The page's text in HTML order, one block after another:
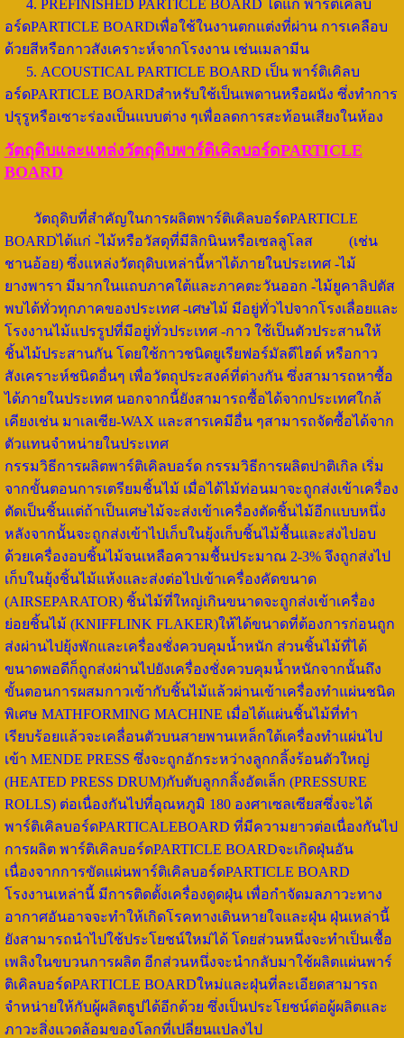
4. PREFINISHED PARTICLE BOARD ได้แก่ พาร์ติเคิลบ
อร์ดPARTICLE BOARDเพื่อใช้ในงานตกแต่งที่ผ่าน การเคลือบ
ด้วยสีหรือกาวสังเคราะห์จากโรงงาน เช่นเมลามีน
5. ACOUSTICAL PARTICLE BOARD เป็น พาร์ติเคิลบ
อร์ดPARTICLE BOARDสำหรับใช้เป็นเพดานหรือผนัง ซึ่งทำการ
ปรุรูหรือเซาะร่องเป็นแบบต่าง ๆเพื่อลดการสะท้อนเสียงในห้อง
วัตถุดิบและแหล่งวัตถุดิบพาร์ติเคิลบอร์ดPARTICLE
BOARD
วัตถุดิบที่สำคัญในการผลิตพาร์ติเคิลบอร์ดPARTICLE
BOARDได้แก่ -ไม้หรือวัสดุที่มีลิกนินหรือเซลลูโลส (เช่น
ชานอ้อย) ซึ่งแหล่งวัตถุดิบเหล่านี้หาได้ภายในประเทศ -ไม้
ยางพารา มีมากในแถบภาคใต้และภาคตะวันออก -ไม้ยูคาลิปตัส
พบได้ทั่วทุกภาคของประเทศ -เศษไม้ มีอยู่ทั่วไปจากโรงเลื่อยและ
โรงงานไม้แปรรูปที่มีอยู่ทั่วประเทศ -กาว ใช้เป็นตัวประสานให้
ชิ้นไม้ประสานกัน โดยใช้กาวชนิดยูเรียฟอร์มัลดีไฮด์ หรือกาว
สังเคราะห์ชนิดอื่นๆ เพื่อวัตถุประสงค์ที่ต่างกัน ซึ่งสามารถหาซื้อ
ได้ภายในประเทศ นอกจากนี้ยังสามารถซื้อได้จากประเทศใกล้
เคียงเช่น มาเลเซีย-WAX และสารเคมีอื่น ๆสามารถจัดซื้อได้จาก
ตัวแทนจำหน่ายในประเทศ
กรรมวิธีการผลิตพาร์ติเคิลบอร์ด กรรมวิธีการผลิตปาติเกิล เริ่ม
จากขั้นตอนการเตรียมชิ้นไม้ เมื่อได้ไม้ท่อนมาจะถูกส่งเข้าเครื่อง
ตัดเป็นชิ้นแต่ถ้าเป็นเศษไม้จะส่งเข้าเครื่องตัดชิ้นไม้อีกแบบหนึ่ง
หลังจากนั้นจะถูกส่งเข้าไปเก็บในยุ้งเก็บชิ้นไม้ชื้นและส่งไปอบ
ด้วยเครื่องอบชิ้นไม้จนเหลือความชื้นประมาณ 2-3% จึงถูกส่งไป
เก็บในยุ้งชิ้นไม้แห้งและส่งต่อไปเข้าเครื่องคัดขนาด
(AIRSEPARATOR) ชิ้นไม้ที่ใหญ่เกินขนาดจะถูกส่งเข้าเครื่อง
ย่อยชิ้นไม้ (KNIFFLINK FLAKER)ให้ได้ขนาดที่ต้องการก่อนถูก
ส่งผ่านไปยุ้งพักและเครื่องชั่งควบคุมน้ำหนัก ส่วนชิ้นไม้ที่ได้
ขนาดพอดีก็ถูกส่งผ่านไปยังเครื่องชั่งควบคุมน้ำหนักจากนั้นถึง
ขั้นตอนการผสมกาวเข้ากับชิ้นไม้แล้วผ่านเข้าเครื่องทำแผ่นชนิด
พิเศษ MATHFORMING MACHINE เมื่อได้แผ่นชิ้นไม้ที่ทำ
เรียบร้อยแล้วจะเคลื่อนตัวบนสายพานเหล็กใต้เครื่องทำแผ่นไป
เข้า MENDE PRESS ซึ่งจะถูกอักระหว่างลูกกลิ้งร้อนตัวใหญ่
(HEATED PRESS DRUM)กับตับลูกกลิ้งอัดเล็ก (PRESSURE
ROLLS) ต่อเนื่องกันไปที่อุณหภูมิ 180 องศาเซลเซียสซึ่งจะได้
พาร์ติเคิลบอร์ดPARTICALEBOARD ที่มีความยาวต่อเนื่องกันไป
การผลิต พาร์ติเคิลบอร์ดPARTICLE BOARDจะเกิดฝุ่นอัน
เนื่องจากการขัดแผ่นพาร์ติเคิลบอร์ดPARTICLE BOARD
โรงงานเหล่านี้ มีการติดตั้งเครื่องดูดฝุ่น เพื่อกำจัดมลภาวะทาง
อากาศอันอาจจะทำให้เกิดโรคทางเดินหายใจและฝุ่น ฝุ่นเหล่านี้
ยังสามารถนำไปใช้ประโยชน์ใหม่ได้ โดยส่วนหนึ่งจะทำเป็นเชื้อ
เพลิงในขบวนการผลิต อีกส่วนหนึ่งจะนำกลับมาใช้ผลิตแผ่นพาร์
ติเคิลบอร์ดPARTICLE BOARDใหม่และฝุ่นที่ละเอียดสามารถ
จำหน่ายให้กับผู้ผลิตธูปได้อีกด้วย ซึ่งเป็นประโยชน์ต่อผู้ผลิตและ
ภาวะสิ่งแวดล้อมของโลกที่เปลี่ยนแปลงไป